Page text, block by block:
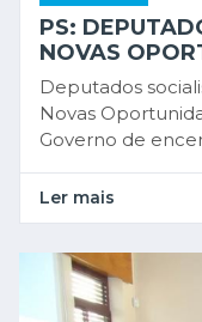
PS:
NOVAS
Deputados
Novas
Governo de
Ler mais